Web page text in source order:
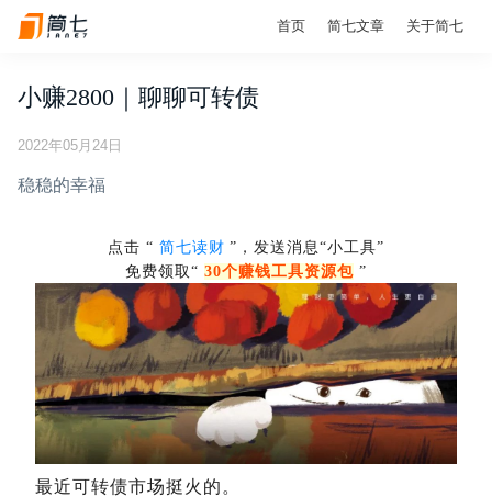
首页 简七文章 关于简七
小赚2800｜聊聊可转债
2022年05月24日
稳稳的幸福
点击 “ 简七读财 ”，发送消息“小工具”
免费领取“ 30个赚钱工具资源包 ”
最近可转债市场挺火的。